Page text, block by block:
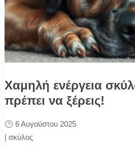
Χαμηλή ενέργεια
πρέπει να ξέρεις!
6 Αυγούστου 2025
| σκύλος